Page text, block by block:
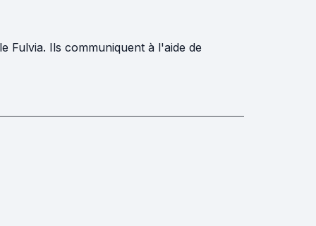
Fulvia. Ils communiquent à l'aide de